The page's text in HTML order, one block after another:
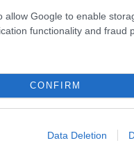
allow Google to enable
functionality and fraud
CONFIRM
Data Deletion
opslaan op je
of paper wallets
software